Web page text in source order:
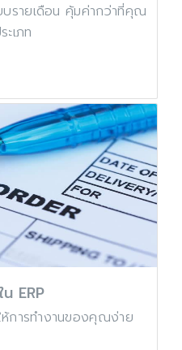
บรายเดือน คุ้มค่ากว่าที่คุณ
เภท
ERP
ห้การทำงานของคุณง่าย